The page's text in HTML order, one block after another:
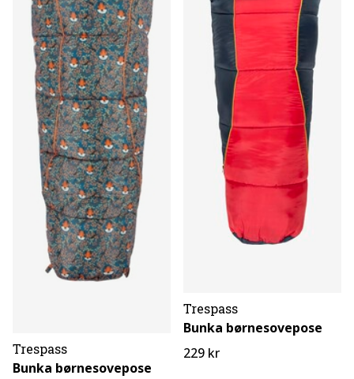
Trespass
Bunka børnesovepose
Trespass
Bunka børnesovepose
229 kr